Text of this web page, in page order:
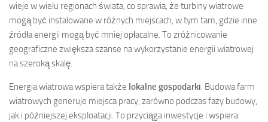
wieje w wielu regionach świata, co sprawia, że turbiny wiatrowe
mogą być instalowane w różnych miejscach, w tym tam, gdzie inne
źródła energii mogą być mniej opłacalne. To zróżnicowanie
geograficzne zwiększa szanse na wykorzystanie energii wiatrowej
na szeroką skalę.
Energia wiatrowa wspiera także lokalne gospodarki. Budowa farm
wiatrowych generuje miejsca pracy, zarówno podczas fazy budowy,
jak i późniejszej eksploatacji. To przyciąga inwestycje i wspiera